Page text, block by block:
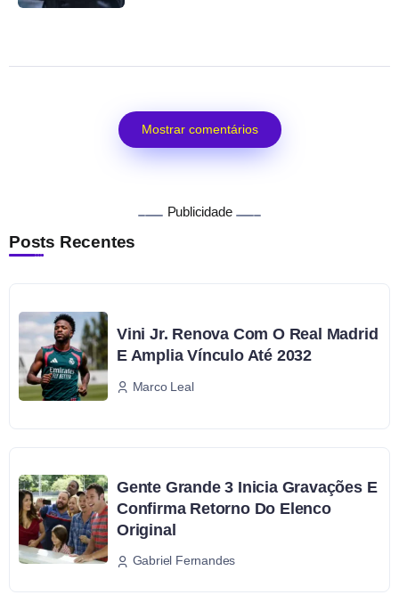
Mostrar comentários
Publicidade
Posts Recentes
Vini Jr. Renova Com O Real Madrid
E Amplia Vínculo Até 2032
Marco Leal
Gente Grande 3 Inicia Gravações E
Confirma Retorno Do Elenco
Original
Gabriel Fernandes